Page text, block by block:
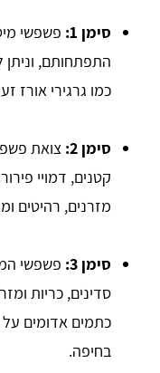
סימן 1:
פשפשי
התפתחותם,
כמו גרגירי אורז
סימן 2:
צואת
קטנים, דמויי
מזרנים, רהיטים
סימן 3:
פשפשי
סדינים, כריות
כתמים אדומים
בחיפה.